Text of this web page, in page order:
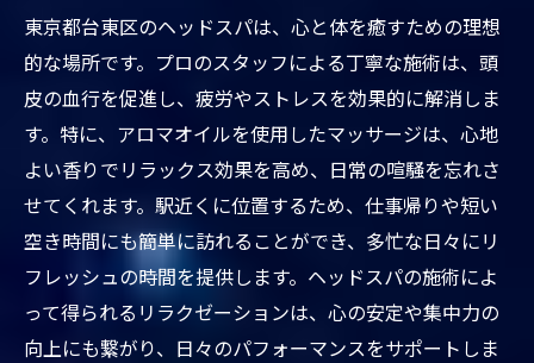
贅沢なひとときを過ごす秘訣
特別な日のための特別な時間
駅近の利便性と上質な空間
癒しの音楽と香りの演出
日常の疲れをリセットする施術
心地よいリズムで深いリラックス
東京都台東区ヘッドスパ駅近くで求める心と体
へのご褒美
自分自身への最高のプレゼント
東京都台東区のヘッドスパは、心と体を癒すための理想
的な場所です。プロのスタッフによる丁寧な施術は、頭
皮の血行を促進し、疲労やストレスを効果的に解消しま
す。特に、アロマオイルを使用したマッサージは、心地
よい香りでリラックス効果を高め、日常の喧騒を忘れさ
せてくれます。駅近くに位置するため、仕事帰りや短い
空き時間にも簡単に訪れることができ、多忙な日々にリ
フレッシュの時間を提供します。ヘッドスパの施術によ
って得られるリラクゼーションは、心の安定や集中力の
向上にも繋がり、日々のパフォーマンスをサポートしま